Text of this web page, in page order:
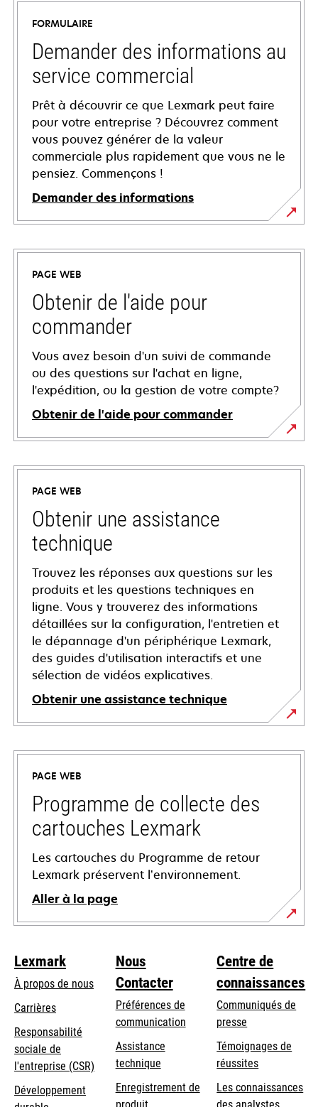
FORMULAIRE
Demander des informations au
service commercial
Prêt à découvrir ce que Lexmark peut faire
pour votre entreprise ? Découvrez comment
vous pouvez générer de la valeur
commerciale plus rapidement que vous ne le
pensiez. Commençons !
Demander des informations
PAGE WEB
Obtenir de l'aide pour
commander
Vous avez besoin d'un suivi de commande
ou des questions sur l'achat en ligne,
l'expédition, ou la gestion de votre compte?
Obtenir de l'aide pour commander
PAGE WEB
Obtenir une assistance
technique
Trouvez les réponses aux questions sur les
produits et les questions techniques en
ligne. Vous y trouverez des informations
détaillées sur la configuration, l'entretien et
le dépannage d'un périphérique Lexmark,
des guides d'utilisation interactifs et une
sélection de vidéos explicatives.
Obtenir une assistance technique
s’ouvre
dans
nouvel
onglet
PAGE WEB
Programme de collecte des
cartouches Lexmark
Les cartouches du Programme de retour
Lexmark préservent l’environnement.
Aller à la page
Lexmark
À propos de nous
Carrières
s’ouvre
dans
un
nouvel
onglet
Responsabilité
sociale de
l'entreprise (CSR) s’ouvre
Développement
Nous
Contacter
Préférences de
communication
s’ouvre
dans
un
nouvel
Assistance
techniques’ouvre
un
Enregistrement de
Centre de
connaissances
Communiqués de
presse
Témoignages de
réussites
Les connaissances